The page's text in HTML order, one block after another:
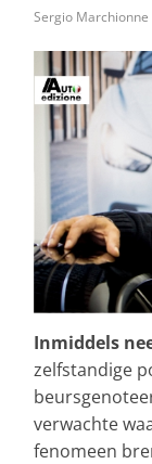
Sergio Marchionne
Inmiddels
zelfstandige
verwachte
fenomeen